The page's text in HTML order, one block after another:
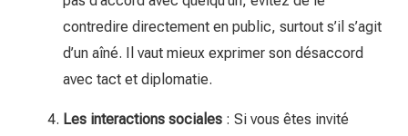
contredire directement en public, surtout s’il s’agit
d’un aîné. Il vaut mieux exprimer son désaccord
avec tact et diplomatie.
Les interactions sociales : Si vous êtes invité